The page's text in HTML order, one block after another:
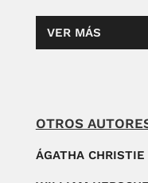
VER MÁS
OTROS
ÁGATHA CHRISTIE